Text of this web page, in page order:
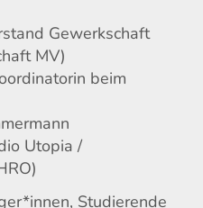
Gewerkschaft
MV)
beim
Utopia /
Studierende